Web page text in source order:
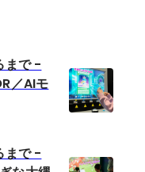
まで -
／AIモ
まで -